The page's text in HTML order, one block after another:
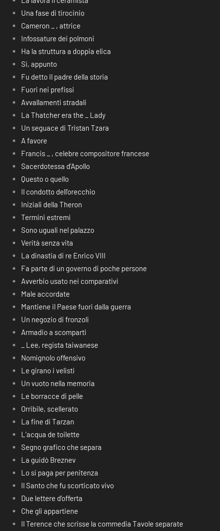
Una fase di tirocinio
Cameron _ , attrice
Infossature dei polmoni
Ha la struttura a doppia elica
Si, appunto
Fu detto Il padre della storia
Fuori nei prefissi
Avvallamenti stradali
La Thatcher era the _ Lady
Un seguace di Tristan Tzara
A favore
Francis _ , celebre compositore francese
Sacerdotessa d’Apollo
Questo o quello
Il condotto dell’orecchio
Iniziali della Theron
Termini estremi
Sono uguali nel palazzo
Verità senza vita
La dinastia di re Enrico VIII
Fa parte di un governo di poche persone
Avverbio usato nei comparativi
Male accordate
Mantiene il Paese fuori dalla guerra
Un negozio di fronzoli
Armadio a scomparti
_ Lee, regista taiwanese
Nomignolo offensivo
Le girano i velisti
Un vuoto nella memoria
Le borracce di pelle
Orribile, scellerato
La fine di Tarzan
L’acqua de toilette
Segno grafico che separa
La guidò Breznev
Lo si paga per penitenza
Il Santo che fu scorticato vivo
Due lettere d’offerta
Che gli appartiene
Il Terence che scrisse la commedia Tavole separate